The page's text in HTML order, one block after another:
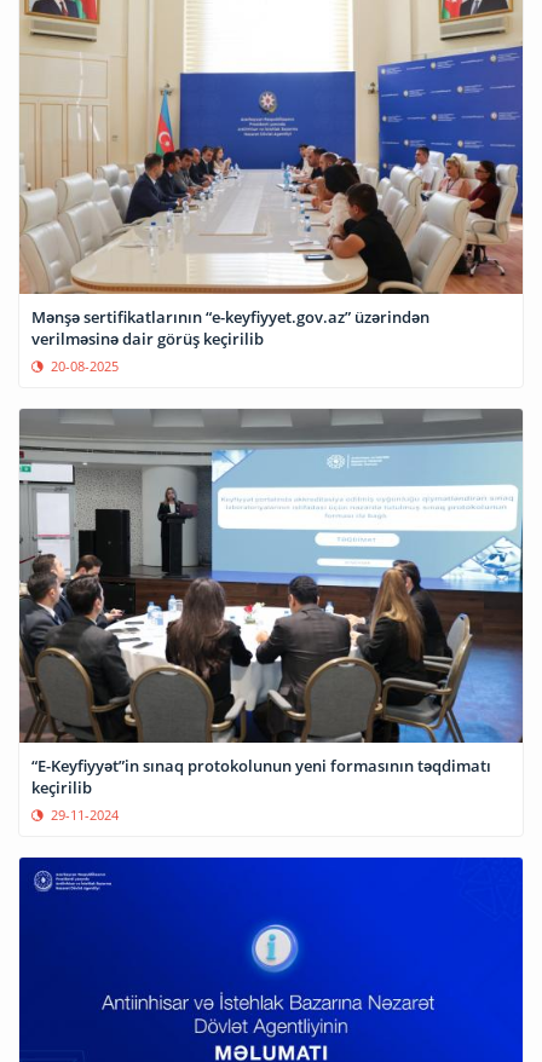
Mənşə sertifikatlarının “e-keyfiyyet.gov.az” üzərindən
verilməsinə dair görüş keçirilib
20-08-2025
“E-Keyfiyyət”in sınaq protokolunun yeni formasının təqdimatı
keçirilib
29-11-2024